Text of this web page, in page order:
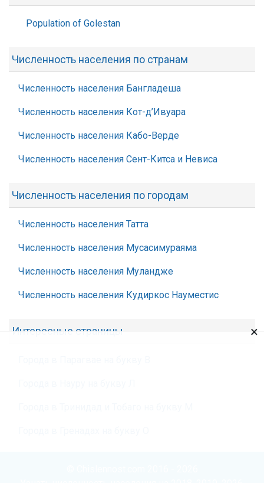
Population of Golestan
Численность населения по странам
Численность населения Бангладеша
Численность населения Кот-д’Ивуара
Численность населения Кабо-Верде
Численность населения Сент-Китса и Невиса
Численность населения по городам
Численность населения Татта
Численность населения Мусасимураяма
Численность населения Муландже
Численность населения Кудиркос Науместис
Интересные страницы ×